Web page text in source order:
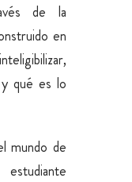
de la
en
qué es lo
mundo de